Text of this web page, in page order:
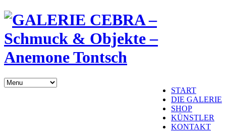
START
DIE GALERIE
SHOP
KÜNSTLER
KONTAKT